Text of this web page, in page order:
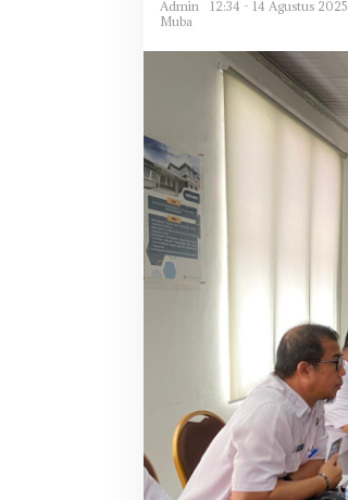
Admin
12:34 - 14 Agustus 2025
Muba